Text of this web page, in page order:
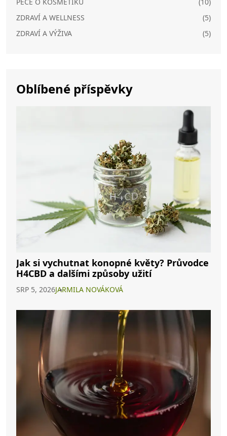
ZDRAVÍ A WELLNESS
(5)
ZDRAVÍ A VÝŽIVA
(5)
Oblíbené příspěvky
Jak si vychutnat konopné květy? Průvodce
H4CBD a dalšími způsoby užití
SRP 5, 2026JARMILA NOVÁKOVÁ